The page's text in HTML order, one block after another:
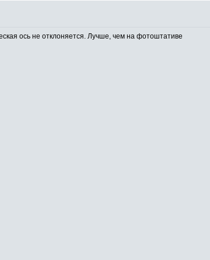
ось не отклоняется. Лучше, чем на фотоштативе